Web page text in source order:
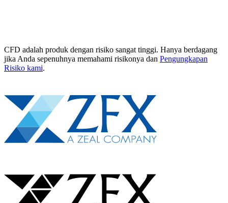
CFD adalah produk dengan risiko sangat tinggi. Hanya berdagang
jika Anda sepenuhnya memahami risikonya dan Pengungkapan
Risiko kami.